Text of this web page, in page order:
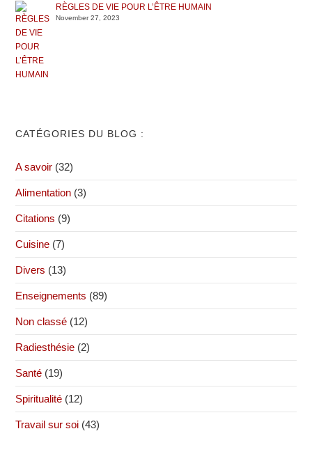
RÈGLES DE VIE POUR L’ÊTRE HUMAIN
November 27, 2023
CATÉGORIES DU BLOG :
A savoir (32)
Alimentation (3)
Citations (9)
Cuisine (7)
Divers (13)
Enseignements (89)
Non classé (12)
Radiesthésie (2)
Santé (19)
Spiritualité (12)
Travail sur soi (43)